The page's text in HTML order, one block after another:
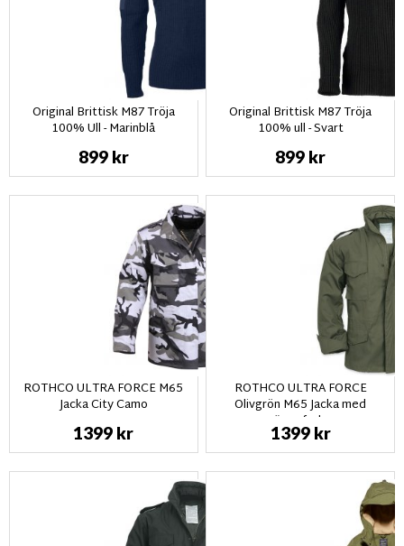
Original Brittisk M87 Tröja
100% Ull - Marinblå
899 kr
Original Brittisk M87 Tröja
100% ull - Svart
899 kr
ROTHCO ULTRA FORCE M65
Jacka City Camo
1399 kr
ROTHCO ULTRA FORCE
Olivgrön M65 Jacka med
värmefoder
1399 kr